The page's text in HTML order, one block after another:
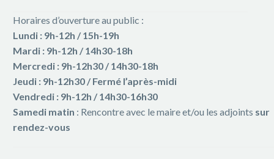
Horaires d’ouverture au public :
Lundi : 9h-12h / 15h-19h
Mardi : 9h-12h / 14h30-18h
Mercredi : 9h-12h30 / 14h30-18h
Jeudi : 9h-12h30 / Fermé l’après-midi
Vendredi : 9h-12h / 14h30-16h30
Samedi matin : Rencontre avec le maire et/ou les adjoints sur
rendez-vous